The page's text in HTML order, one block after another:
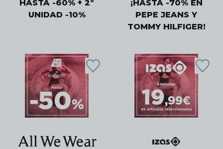
HASTA -60% + 2º
UNIDAD -10%
¡HASTA -70% EN
PEPE JEANS Y
TOMMY HILFIGER!